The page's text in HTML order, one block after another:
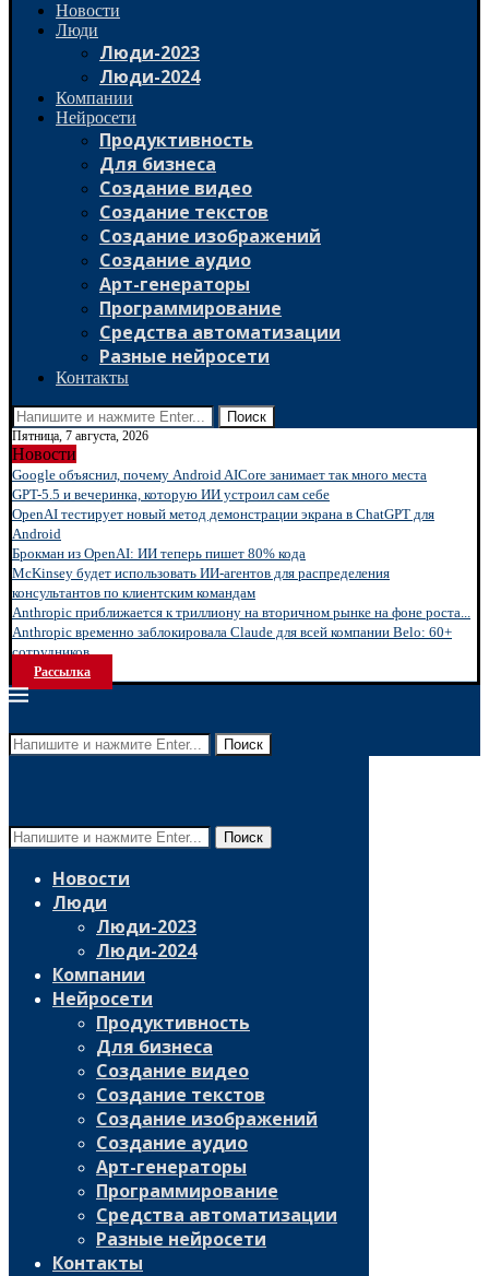
Новости
Люди
Люди-2023
Люди-2024
Компании
Нейросети
Продуктивность
Для бизнеса
Создание видео
Создание текстов
Создание изображений
Создание аудио
Арт-генераторы
Программирование
Средства автоматизации
Разные нейросети
Контакты
Поиск
Пятница, 7 августа, 2026
Новости
Google объяснил, почему Android AICore занимает так много места
GPT-5.5 и вечеринка, которую ИИ устроил сам себе
OpenAI тестирует новый метод демонстрации экрана в ChatGPT для
Android
Брокман из OpenAI: ИИ теперь пишет 80% кода
McKinsey будет использовать ИИ-агентов для распределения
консультантов по клиентским командам
Anthropic приближается к триллиону на вторичном рынке на фоне роста...
Anthropic временно заблокировала Claude для всей компании Belo: 60+
сотрудников...
Рассылка
Поиск
Поиск
Новости
Люди
Люди-2023
Люди-2024
Компании
Нейросети
Продуктивность
Для бизнеса
Создание видео
Создание текстов
Создание изображений
Создание аудио
Арт-генераторы
Программирование
Средства автоматизации
Разные нейросети
Контакты